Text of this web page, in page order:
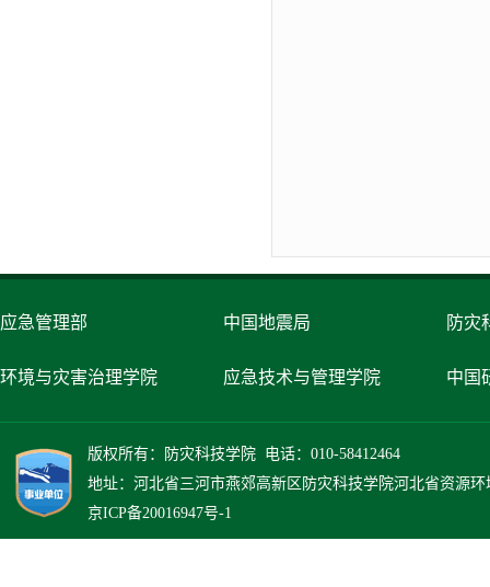
应急管理部 中国地震局 防灾
环境与灾害治理学院 应急技术与管理学院 中国
版权所有：防灾科技学院 电话：010-58412464
地址：河北省三河市燕郊高新区防灾科技学院河北省资源
京ICP备20016947号-1